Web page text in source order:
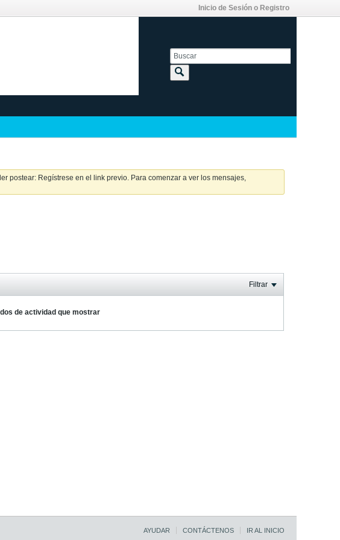
Inicio de Sesión o Registro
postear: Regístrese en el link previo. Para comenzar a ver los mensajes,
Filtrar
de actividad que mostrar
AYUDAR CONTÁCTENOS IR AL INICIO